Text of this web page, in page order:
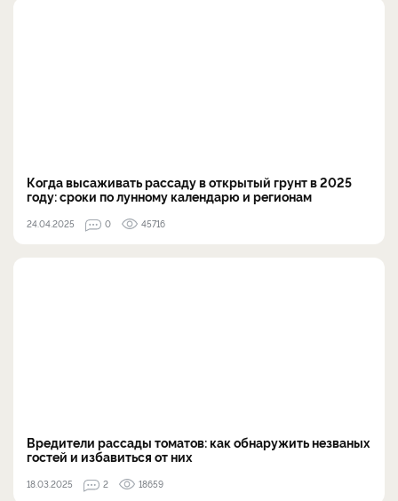
Когда высаживать рассаду в открытый грунт в 2025
году: сроки по лунному календарю и регионам
24.04.2025 0 45716
Вредители рассады томатов: как обнаружить незваных
гостей и избавиться от них
18.03.2025 2 18659